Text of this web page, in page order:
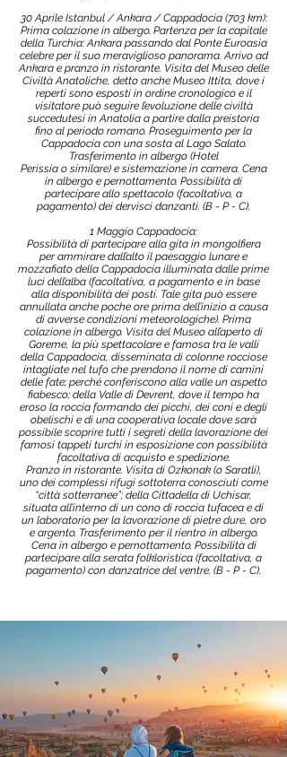
30 Aprile Istanbul / Ankara / Cappadocia (703 km):
Prima colazione in albergo. Partenza per la capitale
della Turchia: Ankara passando dal Ponte Euroasia
celebre per il suo meraviglioso panorama. Arrivo ad
Ankara e pranzo in ristorante. Visita del Museo delle
Civiltà Anatoliche, detto anche Museo Ittita, dove i
reperti sono esposti in ordine cronologico e il
visitatore può seguire l’evoluzione delle civiltà
succedutesi in Anatolia a partire dalla preistoria
fino al periodo romano. Proseguimento per la
Cappadocia con una sosta al Lago Salato.
Trasferimento in albergo (Hotel
Perissia o similare) e sistemazione in camera. Cena
in albergo e pernottamento. Possibilità di
partecipare allo spettacolo (facoltativo, a
pagamento) dei dervisci danzanti. (B - P - C).
1 Maggio Cappadocia:
Possibilità di partecipare alla gita in mongolfiera
per ammirare dall’alto il paesaggio lunare e
mozzafiato della Cappadocia illuminata dalle prime
luci dell’alba (facoltativa, a pagamento e in base
alla disponibilità dei posti. Tale gita può essere
annullata anche poche ore prima dell’inizio a causa
di avverse condizioni meteorologiche). Prima
colazione in albergo. Visita del Museo all’aperto di
Goreme, la più spettacolare e famosa tra le valli
della Cappadocia, disseminata di colonne rocciose
intagliate nel tufo che prendono il nome di camini
delle fate; perché conferiscono alla valle un aspetto
fiabesco; della Valle di Devrent, dove il tempo ha
eroso la roccia formando dei picchi, dei coni e degli
obelischi e di una cooperativa locale dove sarà
possibile scoprire tutti i segreti della lavorazione dei
famosi tappeti turchi in esposizione con possibilità
facoltativa di acquisto e spedizione.
Pranzo in ristorante. Visita di Ozkonak (o Saratli),
uno dei complessi rifugi sottoterra conosciuti come
“città sotterranee”; della Cittadella di Uchisar,
situata all’interno di un cono di roccia tufacea e di
un laboratorio per la lavorazione di pietre dure, oro
e argento. Trasferimento per il rientro in albergo.
Cena in albergo e pernottamento. Possibilità di
partecipare alla serata folkloristica (facoltativa, a
pagamento) con danzatrice del ventre. (B - P - C).